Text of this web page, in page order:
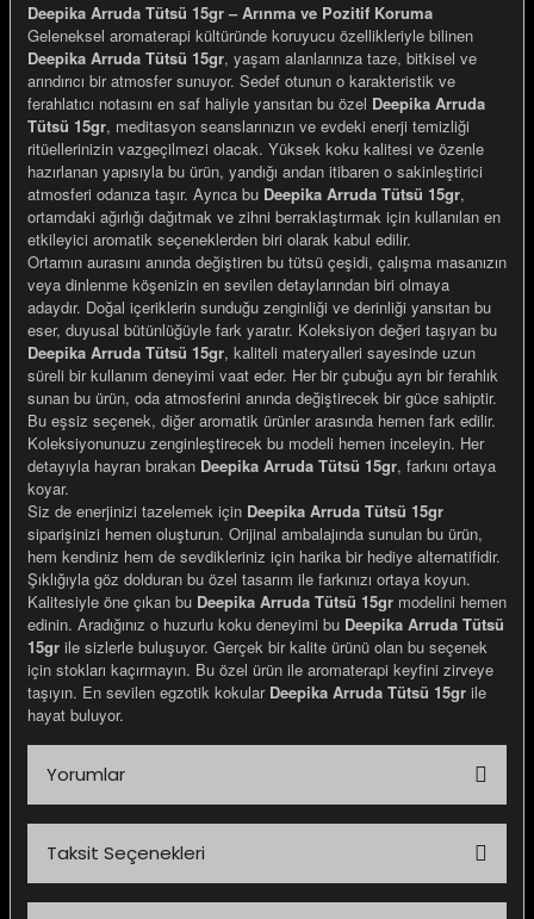
Gemiler
Deepika Arruda Tütsü 15gr – Arınma ve Pozitif Koruma
Geleneksel aromaterapi kültüründe koruyucu özellikleriyle bilinen
Deepika Arruda Tütsü 15gr, yaşam alanlarınıza taze, bitkisel ve
arındırıcı bir atmosfer sunuyor. Sedef otunun o karakteristik ve
ferahlatıcı notasını en saf haliyle yansıtan bu özel Deepika Arruda
Tütsü 15gr, meditasyon seanslarınızın ve evdeki enerji temizliği
ritüellerinizin vazgeçilmezi olacak. Yüksek koku kalitesi ve özenle
hazırlanan yapısıyla bu ürün, yandığı andan itibaren o sakinleştirici
atmosferi odanıza taşır. Ayrıca bu Deepika Arruda Tütsü 15gr,
ortamdaki ağırlığı dağıtmak ve zihni berraklaştırmak için kullanılan en
etkileyici aromatik seçeneklerden biri olarak kabul edilir.
Ortamın aurasını anında değiştiren bu tütsü çeşidi, çalışma masanızın
veya dinlenme köşenizin en sevilen detaylarından biri olmaya
adaydır. Doğal içeriklerin sunduğu zenginliği ve derinliği yansıtan bu
eser, duyusal bütünlüğüyle fark yaratır. Koleksiyon değeri taşıyan bu
Deepika Arruda Tütsü 15gr, kaliteli materyalleri sayesinde uzun
süreli bir kullanım deneyimi vaat eder. Her bir çubuğu ayrı bir ferahlık
sunan bu ürün, oda atmosferini anında değiştirecek bir güce sahiptir.
Bu eşsiz seçenek, diğer aromatik ürünler arasında hemen fark edilir.
Koleksiyonunuzu zenginleştirecek bu modeli hemen inceleyin. Her
detayıyla hayran bırakan Deepika Arruda Tütsü 15gr, farkını ortaya
koyar.
Siz de enerjinizi tazelemek için Deepika Arruda Tütsü 15gr
siparişinizi hemen oluşturun. Orijinal ambalajında sunulan bu ürün,
hem kendiniz hem de sevdikleriniz için harika bir hediye alternatifidir.
Şıklığıyla göz dolduran bu özel tasarım ile farkınızı ortaya koyun.
Kalitesiyle öne çıkan bu Deepika Arruda Tütsü 15gr modelini hemen
edinin. Aradığınız o huzurlu koku deneyimi bu Deepika Arruda Tütsü
15gr ile sizlerle buluşuyor. Gerçek bir kalite ürünü olan bu seçenek
için stokları kaçırmayın. Bu özel ürün ile aromaterapi keyfini zirveye
taşıyın. En sevilen egzotik kokular Deepika Arruda Tütsü 15gr ile
hayat buluyor.
Yorumlar
Taksit Seçenekleri